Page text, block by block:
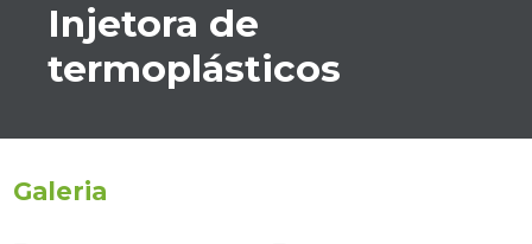
Injetora de
termoplásticos
Galeria